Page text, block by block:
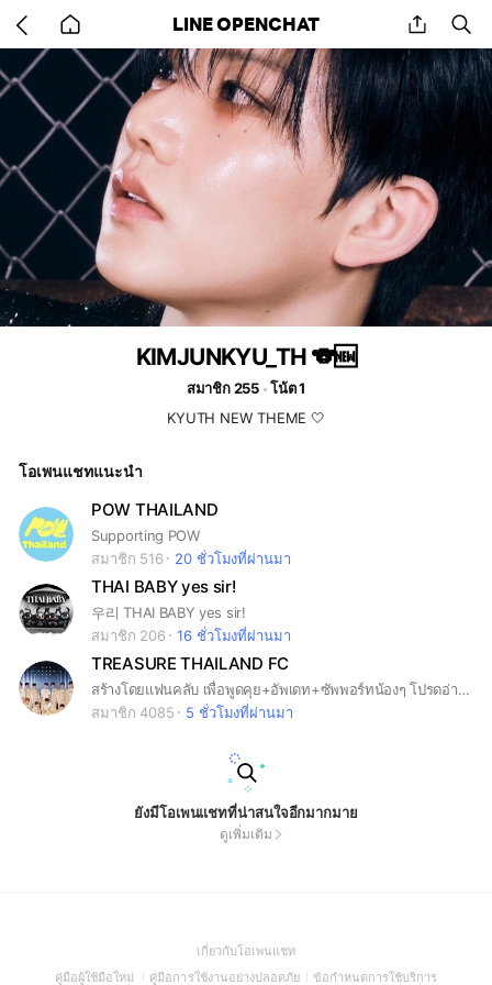
back
to
home
LINE OPENCHAT share
KIMJUNKYU_TH 🐨🆕
สมาชิก 255
โน้ต 1
KYUTH NEW THEME 🤍
โอเพนแชทแนะนำ
POW THAILAND
Supporting POW
สมาชิก 516
20 ชั่วโมงที่ผ่านมา
THAI BABY yes sir!
우리 THAI BABY yes sir!
สมาชิก 206
16 ชั่วโมงที่ผ่านมา
TREASURE THAILAND FC
สร้างโดยแฟนคลับ เพื่อพูดคุย+อัพเดท+ซัพพอร์ทน้องๆ โปรดอ่านโน้ตปักหมุดด้วยจ้า
สมาชิก 4085
5 ชั่วโมงที่ผ่านมา
ยังมีโอเพนแชทที่น่าสนใจอีกมากมาย
ดูเพิ่มเติม
เกี่ยวกับโอเพนแชท(Open
in
คู่มือผู้ใช้มือใหม่ (Open
คู่มือการใช้งานอย่างปลอดภัย(Open
ข้อกำหนดการใช้บริการ(Open